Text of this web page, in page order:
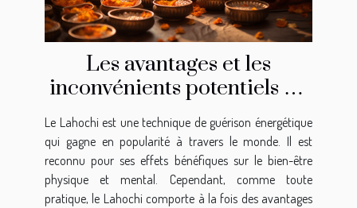
Les avantages et les
inconvénients potentiels de
la pratique du Lahochi
Le Lahochi est une technique de guérison énergétique
qui gagne en popularité à travers le monde. Il est
reconnu pour ses effets bénéfiques sur le bien-être
physique et mental. Cependant, comme toute
pratique, le Lahochi comporte à la fois des avantages